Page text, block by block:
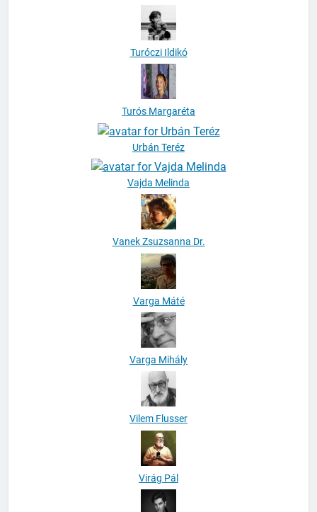
Turóczi Ildikó
Turós Margaréta
Urbán Teréz
Vajda Melinda
Vanek Zsuzsanna Dr.
Varga Máté
Varga Mihály
Vilem Flusser
Virág Pál